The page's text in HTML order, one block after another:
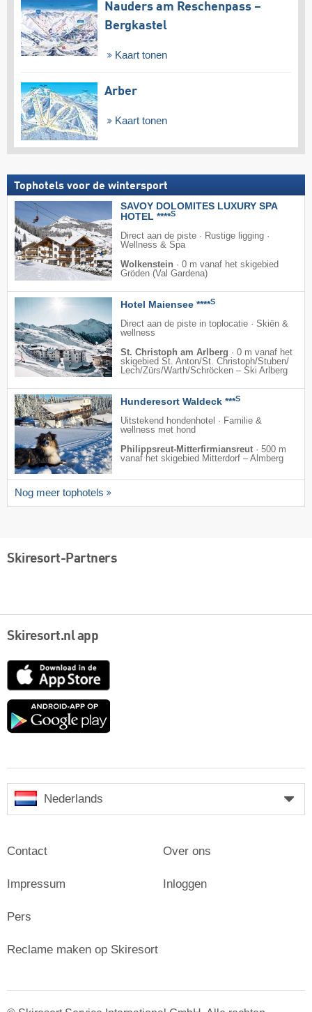
Nauders am Reschenpass –
Bergkastel
Kaart tonen
Arber
Kaart tonen
Tophotels voor de wintersport
SAVOY DOLOMITES LUXURY SPA
HOTEL ****S
Direct aan de piste · Rustige ligging ·
Wellness & Spa
Wolkenstein · 0 m vanaf het skigebied
Gröden (Val Gardena)
Hotel Maiensee ****S
Direct aan de piste in toplocatie · Skiën &
wellness
St. Christoph am Arlberg · 0 m vanaf het
skigebied St. Anton/​St. Christoph/​Stuben/​
Lech/​Zürs/​Warth/​Schröcken – Ski Arlberg
Hunderesort Waldeck ***S
Uitstekend hondenhotel · Familie &
wellness met hond
Philippsreut-Mitterfirmiansreut · 500 m
vanaf het skigebied Mitterdorf – Almberg
Nog meer tophotels
Skiresort-Partners
Skiresort.nl app
App
Google
Nederlands
Contact
Impressum
Pers
Over ons
Inloggen
Reclame maken op Skiresort